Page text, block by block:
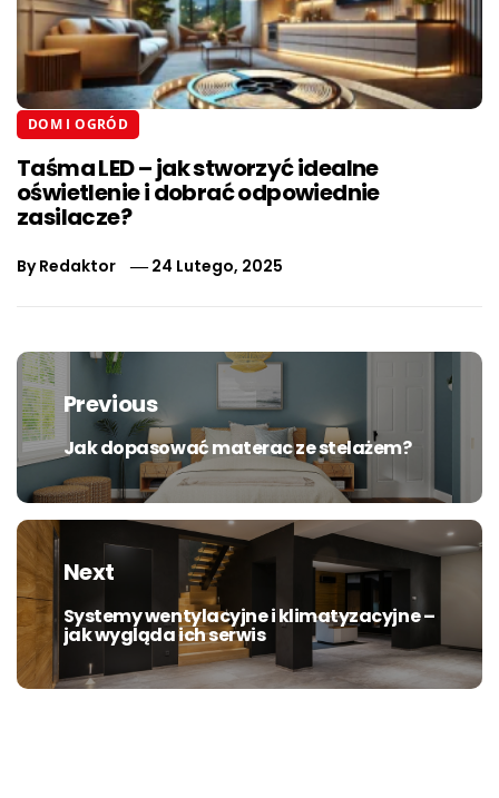
DOM I OGRÓD
Taśma LED – jak stworzyć idealne
oświetlenie i dobrać odpowiednie
zasilacze?
ByRedaktor 24 Lutego, 2025
Nawigacja
wpisu
Previous
Previous
post:
Jak dopasować materac ze stelażem?
Next
Next
post:
Systemy wentylacyjne i klimatyzacyjne –
jak wygląda ich serwis